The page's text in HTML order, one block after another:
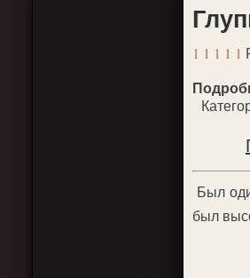
1 1 1 1 1
Был
был